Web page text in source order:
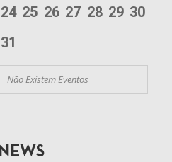
24 25 26 27 28 29 30
31
Não Existem Eventos
NEWS